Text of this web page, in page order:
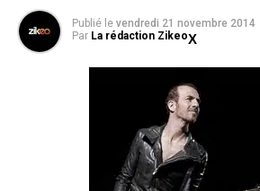
Publié le vendredi 21 novembre 2014
Par La rédaction Zikeo